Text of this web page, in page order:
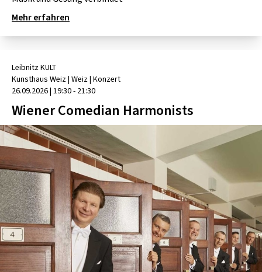
Mehr erfahren
Leibnitz KULT
Kunsthaus Weiz| Weiz| Konzert
26.09.2026| 19:30 - 21:30
Wiener Comedian Harmonists